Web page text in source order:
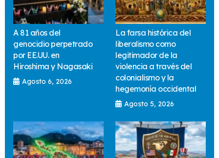
A 81 años del
genocidio perpetrado
por EE.UU. en
Hiroshima y Nagasaki
Agosto 6, 2026
La farsa histórica del
liberalismo como
legitimador de la
violencia a través del
colonialismo y la
hegemonía occidental
Agosto 5, 2026